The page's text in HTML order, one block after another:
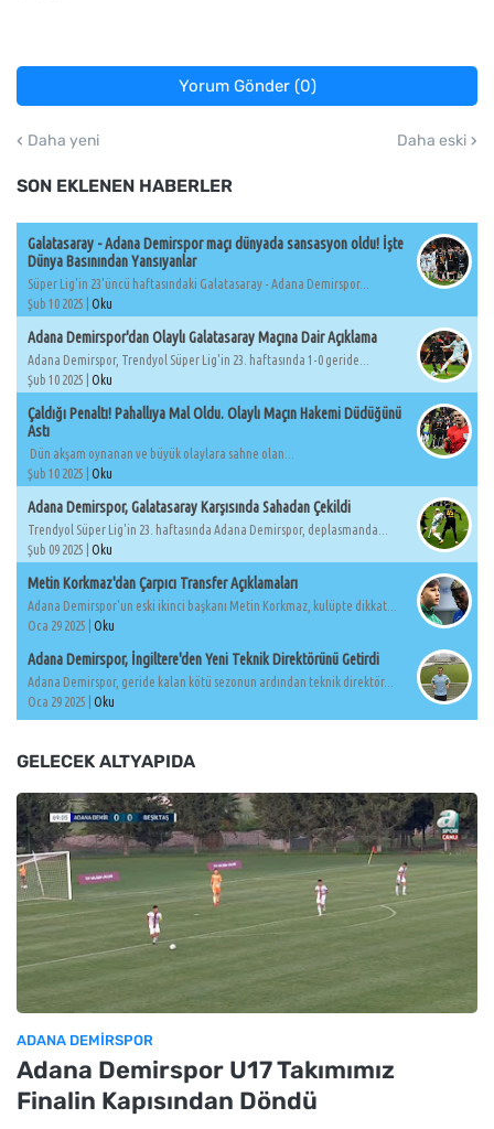
Yorum Gönder (0)
Daha yeni Daha eski
SON EKLENEN HABERLER
Galatasaray - Adana Demirspor maçı dünyada sansasyon oldu! İşte
Dünya Basınından Yansıyanlar
Süper Lig'in 23'üncü haftasındaki Galatasaray - Adana Demirspor...
Şub 10 2025 | Oku
Adana Demirspor'dan Olaylı Galatasaray Maçına Dair Açıklama
Adana Demirspor, Trendyol Süper Lig'in 23. haftasında 1-0 geride...
Şub 10 2025 | Oku
Çaldığı Penaltı! Pahallıya Mal Oldu. Olaylı Maçın Hakemi Düdüğünü
Astı
Dün akşam oynanan ve büyük olaylara sahne olan...
Şub 10 2025 | Oku
Adana Demirspor, Galatasaray Karşısında Sahadan Çekildi
Trendyol Süper Lig'in 23. haftasında Adana Demirspor, deplasmanda...
Şub 09 2025 | Oku
Metin Korkmaz'dan Çarpıcı Transfer Açıklamaları
Adana Demirspor'un eski ikinci başkanı Metin Korkmaz, kulüpte dikkat...
Oca 29 2025 | Oku
Adana Demirspor, İngiltere'den Yeni Teknik Direktörünü Getirdi
Adana Demirspor, geride kalan kötü sezonun ardından teknik direktör...
Oca 29 2025 | Oku
GELECEK ALTYAPIDA
ADANA DEMIRSPOR
Adana Demirspor U17 Takımımız
Finalin Kapısından Döndü